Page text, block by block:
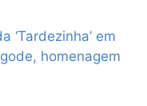
‘Tardezinha’ em
homenagem